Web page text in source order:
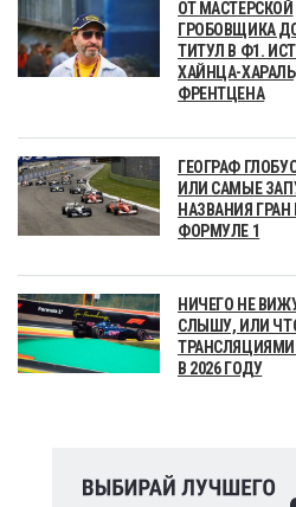
ОТ МАСТЕРСКОЙ
ГРОБОВЩИКА
ТИТУЛ В Ф1.
ХАЙНЦА-
ФРЕНТЦЕНА
ГЕОГРАФ
ИЛИ САМЫЕ
НАЗВАНИЯ ГРАН
ФОРМУЛЕ 1
НИЧЕГО НЕ
СЛЫШУ, ИЛИ
В 2026 ГОДУ